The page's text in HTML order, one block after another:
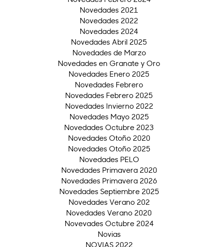
Novedades 2021
Novedades 2022
Novedades 2024
Novedades Abril 2025
Novedades de Marzo
Novedades en Granate y Oro
Novedades Enero 2025
Novedades Febrero
Novedades Febrero 2025
Novedades Invierno 2022
Novedades Mayo 2025
Novedades Octubre 2023
Novedades Otoño 2020
Novedades Otoño 2025
Novedades PELO
Novedades Primavera 2020
Novedades Primavera 2026
Novedades Septiembre 2025
Novedades Verano 202
Novedades Verano 2020
Novevades Octubre 2024
Novias
NOVIAS 2022